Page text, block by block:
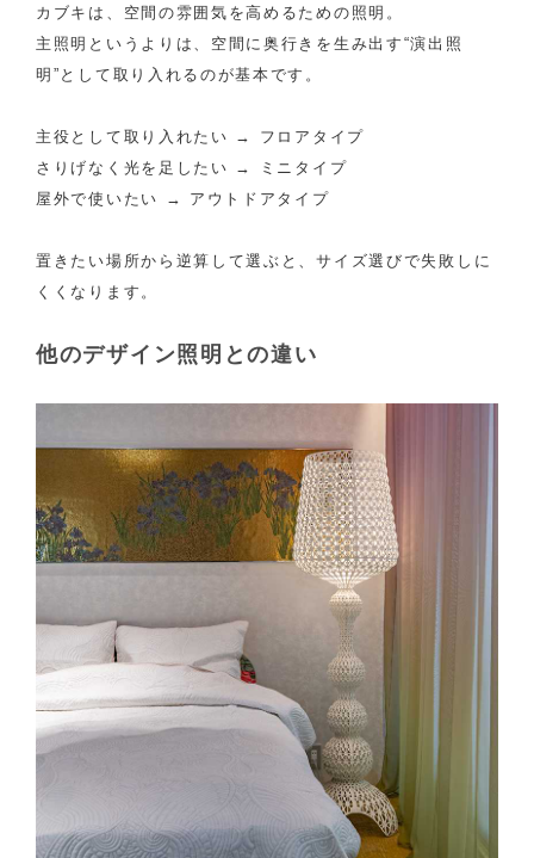
カブキは、空間の雰囲気を高めるための照明。
主照明というよりは、空間に奥行きを生み出す“演出照
明”として取り入れるのが基本です。
主役として取り入れたい → フロアタイプ
さりげなく光を足したい → ミニタイプ
屋外で使いたい → アウトドアタイプ
置きたい場所から逆算して選ぶと、サイズ選びで失敗しに
くくなります。
他のデザイン照明との違い